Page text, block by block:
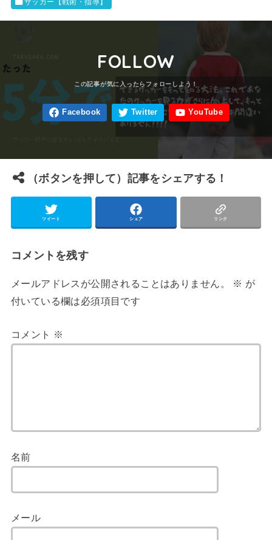
サッカー【戦術・指導】
FOLLOW
（ボタンを押して）記事をシェアする！
ツイート シェア リンク
コメントを残す
メールアドレスが公開されることはありません。 ※ が
付いている欄は必須項目です
コメント ※
名前
メール